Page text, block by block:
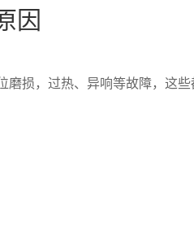
因
磨损，过热、异响等故障，这些